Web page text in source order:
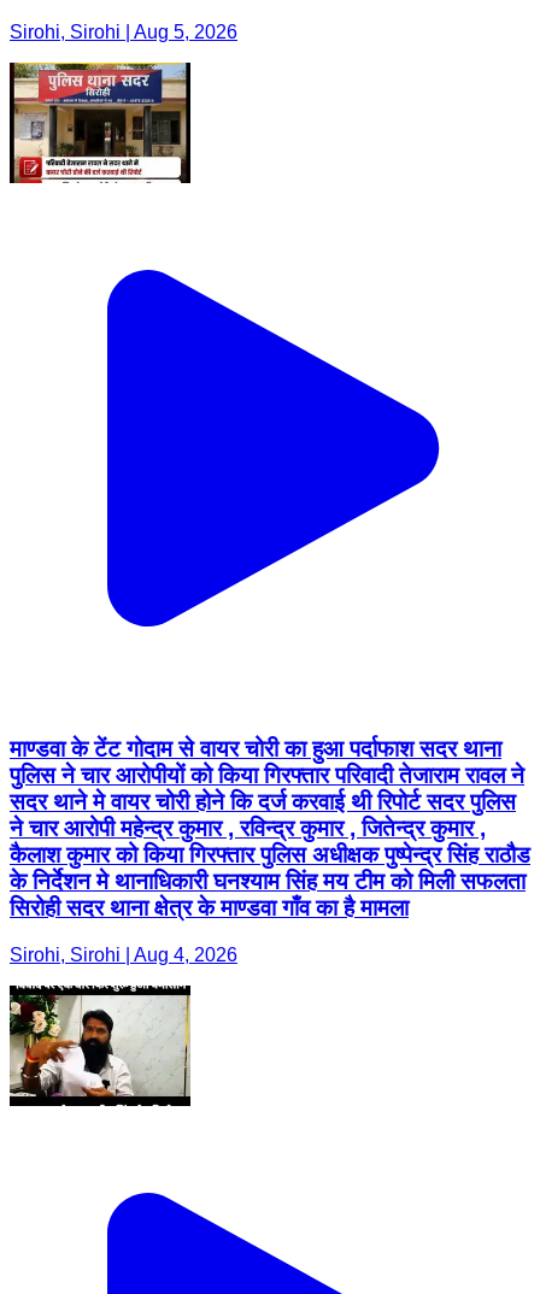
Sirohi, Sirohi | Aug 5, 2026
माण्डवा के टेंट गोदाम से वायर चोरी का हुआ पर्दाफाश सदर थाना
पुलिस ने चार आरोपीयों को किया गिरफ्तार परिवादी तेजाराम रावल ने
सदर थाने मे वायर चोरी होने कि दर्ज करवाई थी रिपोर्ट सदर पुलिस
ने चार आरोपी महेन्द्र कुमार , रविन्द्र कुमार , जितेन्द्र कुमार ,
कैलाश कुमार को किया गिरफ्तार पुलिस अधीक्षक पुष्पेन्द्र सिंह राठौड
के निर्देशन मे थानाधिकारी घनश्याम सिंह मय टीम को मिली सफलता
सिरोही सदर थाना क्षेत्र के माण्डवा गाँव का है मामला
Sirohi, Sirohi | Aug 4, 2026